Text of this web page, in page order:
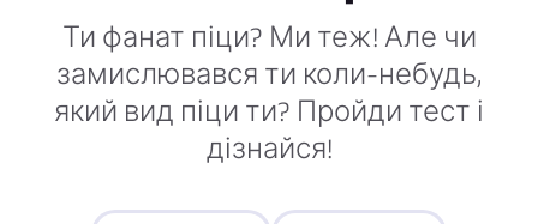
Ти фанат піци? Ми теж! Але чи
замислювався ти коли-небудь,
який вид піци ти? Пройди тест і
дізнайся!